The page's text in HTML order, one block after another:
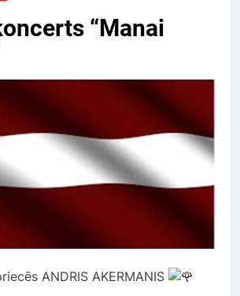
“Manai
ANDRIS AKERMANIS